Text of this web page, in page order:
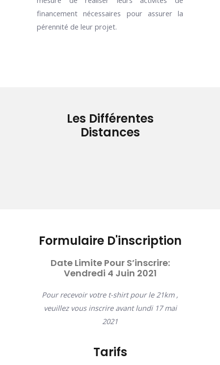
financement nécessaires pour assurer la
pérennité de leur projet.
Les Différentes
Distances
Formulaire D'inscription
Date Limite Pour S’inscrire:
Vendredi 4 Juin 2021
Pour recevoir votre t-shirt pour le 21km ,
veuillez vous inscrire avant lundi 17 mai
2021
Tarifs